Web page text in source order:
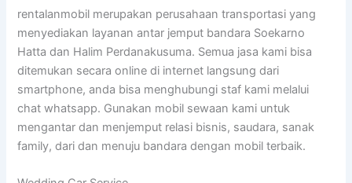
rentalanmobil merupakan perusahaan transportasi yang
menyediakan layanan antar jemput bandara Soekarno
Hatta dan Halim Perdanakusuma. Semua jasa kami bisa
ditemukan secara online di internet langsung dari
smartphone, anda bisa menghubungi staf kami melalui
chat whatsapp. Gunakan mobil sewaan kami untuk
mengantar dan menjemput relasi bisnis, saudara, sanak
family, dari dan menuju bandara dengan mobil terbaik.